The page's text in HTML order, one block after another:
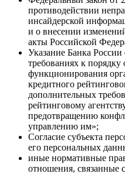
противодействии
инсайдерской
и о внесении
акты Российской
Указание Банка
требованиях к
функционирования
кредитного
дополнительных
рейтинговому
предотвращению
управлению им»;
Согласие субъекта
его персональных
иные нормативные
отношения, связанные